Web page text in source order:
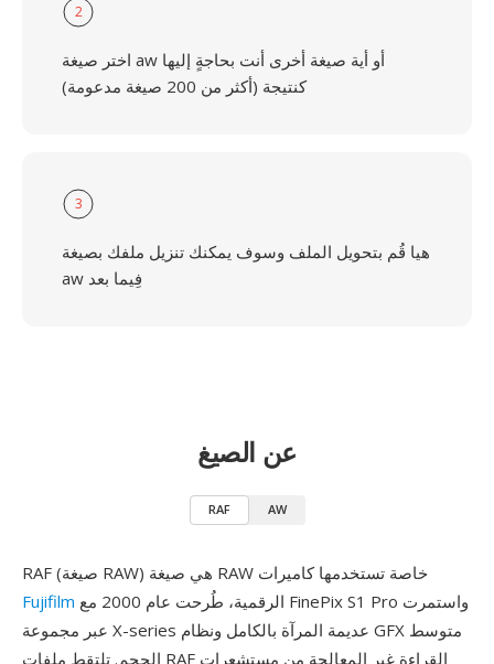
2
اختر صيغة aw أو أية صيغة أخرى أنت بحاجةٍ إليها
كنتيجة (أكثر من 200 صيغة مدعومة)
3
هيا قُم بتحويل الملف وسوف يمكنك تنزيل ملفك بصيغة
aw فِيما بعد
عن الصيغ
RAF AW
RAF (صيغة RAW) هي صيغة RAW خاصة تستخدمها كاميرات
Fujifilm
عبر مجموعة X-series عديمة المرآة بالكامل ونظام GFX متوسط
الحجم. تلتقط ملفات RAF القراءة غير المعالجة من مستشعرات